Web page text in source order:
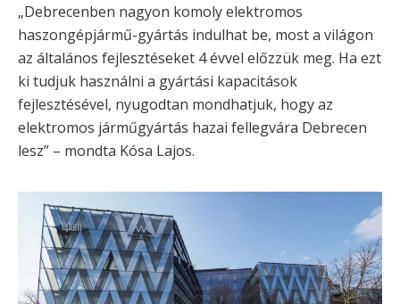
„Debrecenben nagyon komoly elektromos
haszongépjármű-gyártás indulhat be, most a világon
az általános fejlesztéseket 4 évvel előzzük meg. Ha ezt
ki tudjuk használni a gyártási kapacitások
fejlesztésével, nyugodtan mondhatjuk, hogy az
elektromos járműgyártás hazai fellegvára Debrecen
lesz” – mondta Kósa Lajos.